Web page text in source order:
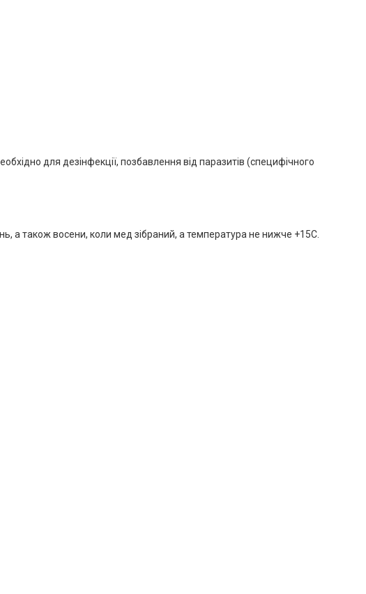
для дезінфекції, позбавлення від паразитів (специфічного
а також восени, коли мед зібраний, а температура не нижче +15C.